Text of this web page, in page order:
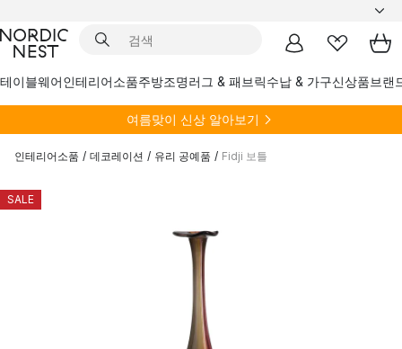
테이블웨어인테리어소품주방조명러그 & 패브릭수납 & 가구신상품브랜
여름맞이 신상 알아보기
인테리어소품 / 데코레이션 / 유리 공예품 / Fidji 보틀
SALE